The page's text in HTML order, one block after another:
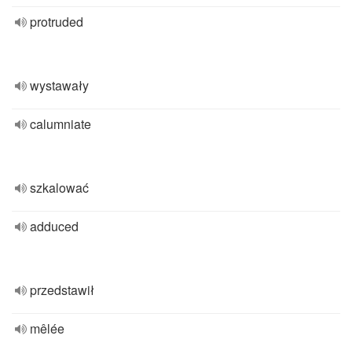
protruded
wystawały
calumniate
szkalować
adduced
przedstawił
mêlée